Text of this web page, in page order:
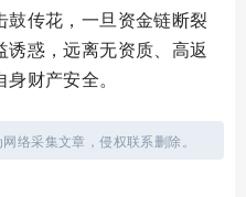
传花，一旦资金链断裂
惑，远离无资质、高返
财产安全。
络采集文章，侵权联系删除。